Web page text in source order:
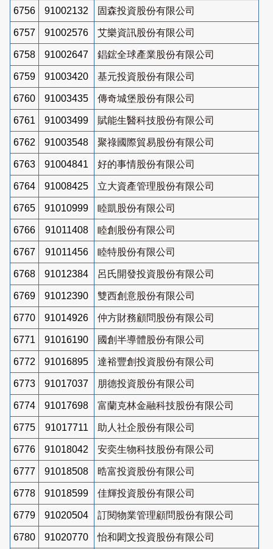
6756 91002132 固森投資股份有限公司
6757 91002576 艾樂資訊股份有限公司
6758 91002647 錩鋐全球產業股份有限公司
6759 91003420 基元投資股份有限公司
6760 91003435 傳奇城堡股份有限公司
6761 91003499 賦能生醫科技股份有限公司
6762 91003548 聚祿國際貿易股份有限公司
6763 91004841 好的事情股份有限公司
6764 91008425 立大資產管理股份有限公司
6765 91010999 睦凱股份有限公司
6766 91011408 睦創股份有限公司
6767 91011456 睦特股份有限公司
6768 91012384 呂氏開發投資股份有限公司
6769 91012390 雙西創意股份有限公司
6770 91014926 仲方財務顧問股份有限公司
6771 91016190 國創半導體股份有限公司
6772 91016895 達裕豐創投資股份有限公司
6773 91017037 朋德投資股份有限公司
6774 91017698 富蘭克林金融科技股份有限公司
6775 91017711 助人社企股份有限公司
6776 91018042 安奕生物科技股份有限公司
6777 91018508 晧富投資股份有限公司
6778 91018599 佳輝投資股份有限公司
6779 91020504 訂閱物業管理顧問股份有限公司
6780 91020770 怡和閎文投資股份有限公司